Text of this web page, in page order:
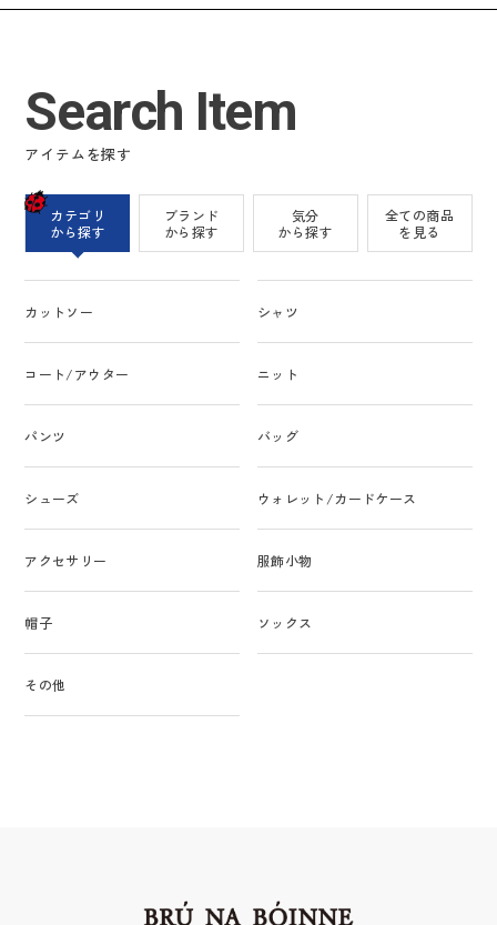
Search Item
アイテムを探す
カテゴリ
から探す
ブランド
から探す
気分
から探す
全ての商品
を見る
カットソー シャツ
コート/アウター ニット
パンツ バッグ
シューズ ウォレット/カードケース
アクセサリー 服飾小物
帽子 ソックス
その他